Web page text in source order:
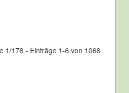
1/178 - Einträge 1-6 von 1068